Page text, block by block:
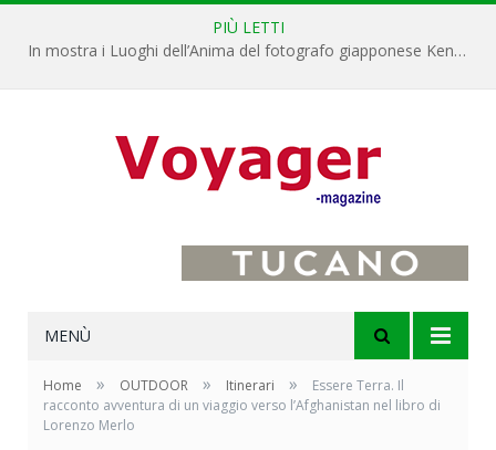
PIÙ LETTI
L’Oltrepò pavese si valorizza attraverso 15 percorsi enoturistici
MENÙ
Home » OUTDOOR » Itinerari »
Essere Terra. Il
racconto avventura di un viaggio verso l’Afghanistan nel libro di
Lorenzo Merlo